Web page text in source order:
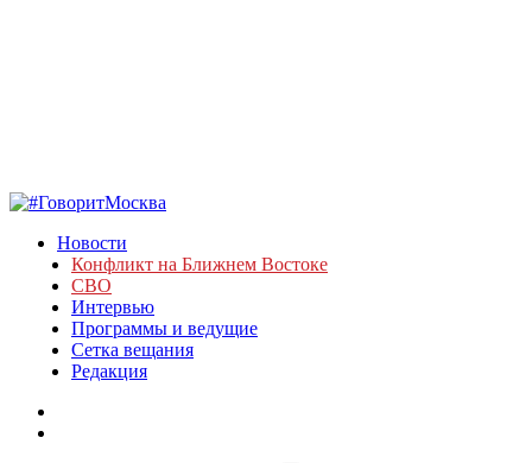
Новости
Конфликт на Ближнем Востоке
СВО
Интервью
Программы и ведущие
Сетка вещания
Редакция